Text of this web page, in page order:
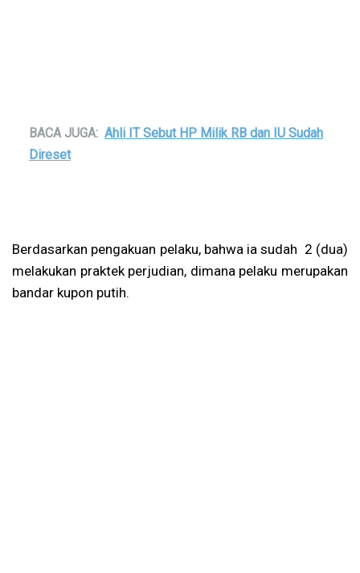
BACA JUGA: Ahli IT Sebut HP Milik RB dan IU Sudah
Direset
Berdasarkan pengakuan pelaku, bahwa ia sudah 2 (dua)
melakukan praktek perjudian, dimana pelaku merupakan
bandar kupon putih.